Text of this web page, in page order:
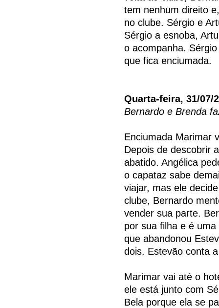
tem nenhum direito
no clube. Sérgio e
Sérgio a esnoba,
o acompanha.
que fica enciumada.
Quarta-feira, 31/07/
Bernardo e Brenda
Enciumada Marimar
Depois de descobrir
abatido. Angélica
o capataz sabe
viajar, mas ele
clube, Bernardo
vender sua parte.
por sua filha e é
que abandonou
dois. Estevão conta
Marimar vai até o
ele está junto com
Bela porque ela se